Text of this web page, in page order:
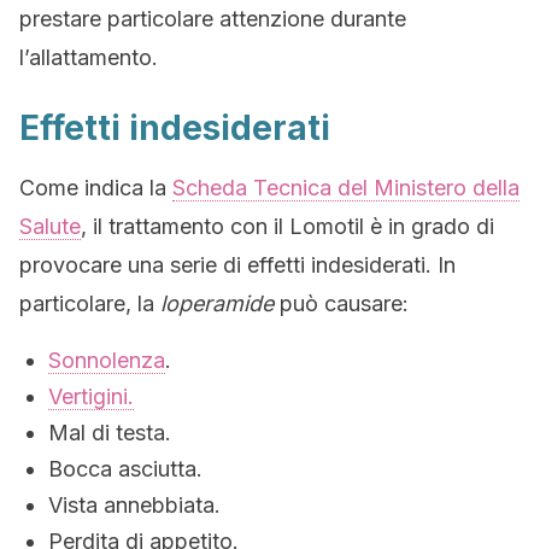
prestare particolare attenzione durante
l’allattamento.
Effetti indesiderati
Come indica la Scheda Tecnica del Ministero della
Salute, il trattamento con il Lomotil è in grado di
provocare una serie di effetti indesiderati. In
particolare, la loperamidepuò causare:
Sonnolenza.
Vertigini.
Mal di testa.
Bocca asciutta.
Vista annebbiata.
Perdita di appetito.